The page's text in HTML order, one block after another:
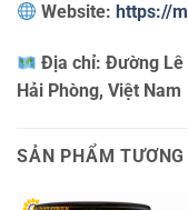
Website: https://
Địa chỉ:Đường Lê
Hải Phòng, Việt Nam
SẢN PHẨM